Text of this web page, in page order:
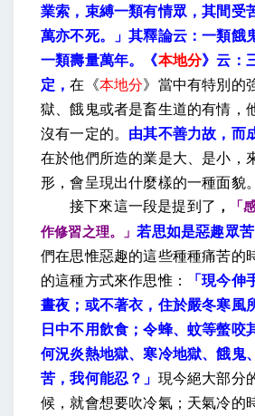
業索，束縛一類有情眾，其間受
萬亦不死。」其釋論云：一類餓
一類壽量萬年。《本地分》云：
定，在《本地分》當中有特別的
獄、餓鬼或者是畜生道的有情，
沒有一定的。 由其不善力故，而
在於他們所造的業是大、是小，
形，會呈現出什麼樣的一種面貌。
接下來這一段是提到了 ，
「
作修習之理。」若思如是惡趣眾
們在思惟惡趣的這些種種痛苦的
的這種方式來作思惟：
「現今伸
晝夜；或不著衣，住於嚴冬寒風
日中不用飲食；令蜂、蚊等螫咬
何況炎熱地獄、寒冷地獄、餓鬼
苦，我何能忍？」 現今絕大部分
候，就會想要吹冷氣；天氣冷的